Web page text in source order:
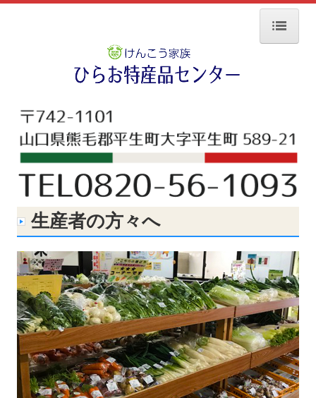
農産品
畜産品
加工食品
水産加工品
その他
施設概要
生産者の方々へ
アクセス
生産者の方々へ